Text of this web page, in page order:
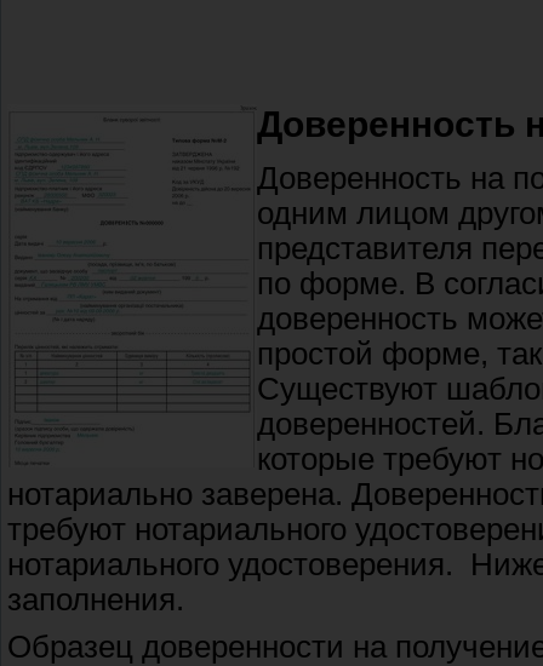
Доверенность
Доверенность на
одним лицом
представителя
по форме. В
доверенность
простой форме,
Существуют
доверенностей.
которые требуют
нотариально заверена.
требуют нотариального
нотариального удостоверения.
заполнения.
Образец доверенности на